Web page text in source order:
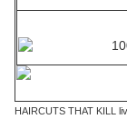
HAIRCUTS THAT KILL